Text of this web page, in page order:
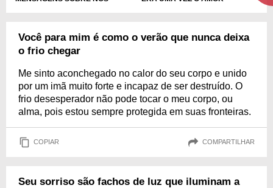
Você para mim é como o verão que nunca deixa
o frio chegar
Me sinto aconchegado no calor do seu corpo e unido
por um imã muito forte e incapaz de ser destruído. O
frio desesperador não pode tocar o meu corpo, ou
alma, pois estou sempre protegida em suas fronteiras.
COPIAR COMPARTILHAR
Seu sorriso são fachos de luz que iluminam a